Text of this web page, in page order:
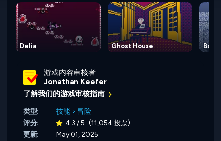
Delia Ghost House
游戏内容审核者
Jonathan Keefer
了解我们的游戏审核指南
类型: 技能 > 冒险
评分:
4.3 / 5 (11,054 投票)
更新:
May 01, 2025